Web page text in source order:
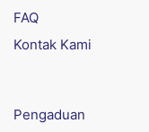
FAQ
Kontak Kami
Pengaduan